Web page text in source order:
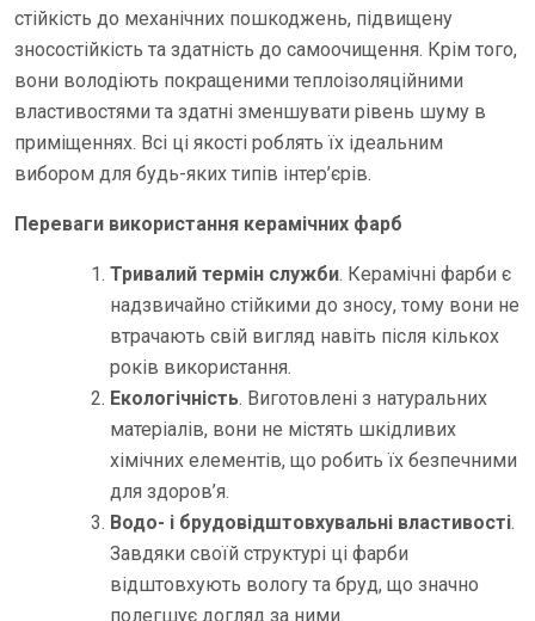
стійкість до механічних пошкоджень, підвищену
зносостійкість та здатність до самоочищення. Крім того,
вони володіють покращеними теплоізоляційними
властивостями та здатні зменшувати рівень шуму в
приміщеннях. Всі ці якості роблять їх ідеальним
вибором для будь-яких типів інтер’єрів.
Переваги використання керамічних фарб
Тривалий термін служби. Керамічні фарби є
надзвичайно стійкими до зносу, тому вони не
втрачають свій вигляд навіть після кількох
років використання.
Екологічність. Виготовлені з натуральних
матеріалів, вони не містять шкідливих
хімічних елементів, що робить їх безпечними
для здоров’я.
Водо- і брудовідштовхувальні властивості.
Завдяки своїй структурі ці фарби
відштовхують вологу та бруд, що значно
полегшує догляд за ними.